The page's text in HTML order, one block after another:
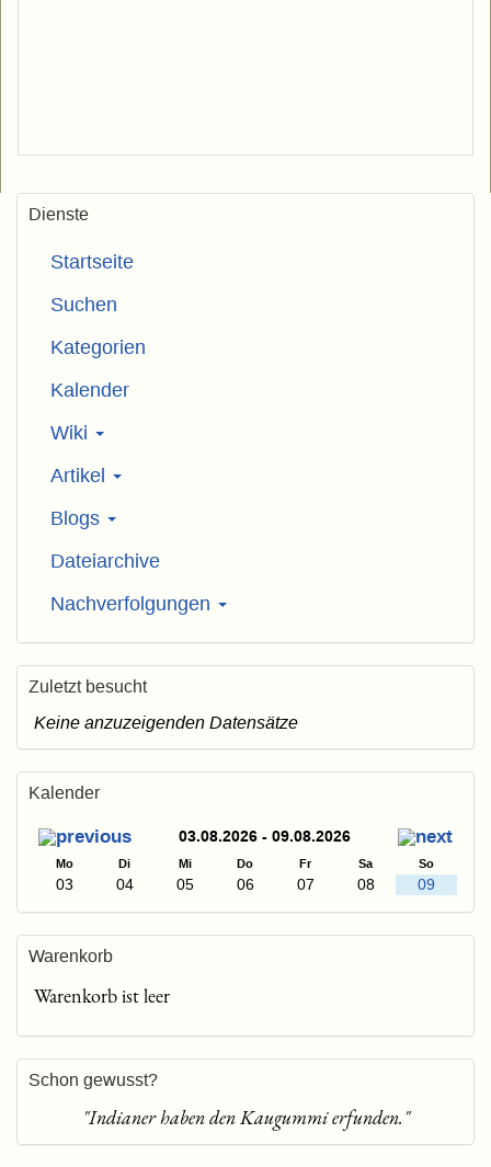
Dienste
Startseite
Suchen
Kategorien
Kalender
Wiki
Artikel
Blogs
Dateiarchive
Nachverfolgungen
Zuletzt besucht
Keine anzuzeigenden Datensätze
Kalender
03.08.2026 - 09.08.2026
Mo Di Mi Do Fr Sa So
03 04 05 06 07 08 09
Warenkorb
Warenkorb ist leer
Schon gewusst?
"Indianer haben den Kaugummi erfunden."